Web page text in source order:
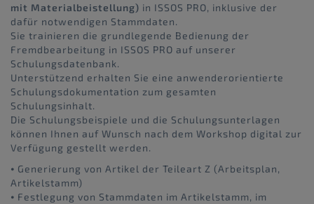
mit Materialbeistellung) in ISSOS PRO, inklusive der
dafür notwendigen Stammdaten.
Sie trainieren die grundlegende Bedienung der
Fremdbearbeitung in ISSOS PRO auf unserer
Schulungsdatenbank.
Unterstützend erhalten Sie eine anwenderorientierte
Schulungsdokumentation zum gesamten
Schulungsinhalt.
Die Schulungsbeispiele und die Schulungsunterlagen
können Ihnen auf Wunsch nach dem Workshop digital zur
Verfügung gestellt werden.
⦁ Generierung von Artikel der Teileart Z (Arbeitsplan,
Artikelstamm)
⦁ Festlegung von Stammdaten im Artikelstamm, im